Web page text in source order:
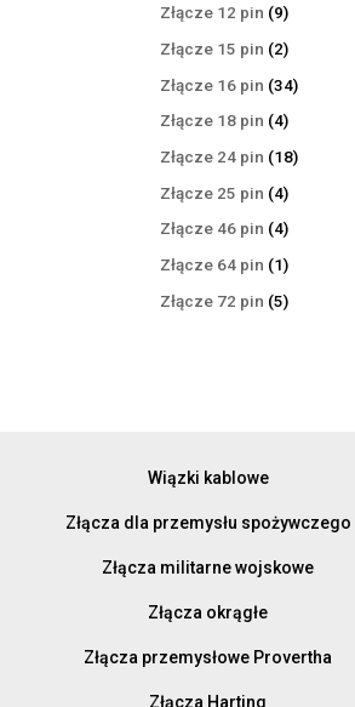
Złącze 12 pin 99
produktów
Złącze 15 pin 22
produkty
Złącze 16 pin 3434
Złącze 18 pin 44
produkty
Złącze 24 pin 1818
Złącze 25 pin 44
produkty
Złącze 46 pin 44
produkty
Złącze 64 pin 11
produkt
Złącze 72 pin 55
Wiązki kablowe
Złącza dla przemysłu spożywczego
Złącza militarne wojskowe
Złącza okrągłe
Złącza przemysłowe Provertha
Złącza Harting